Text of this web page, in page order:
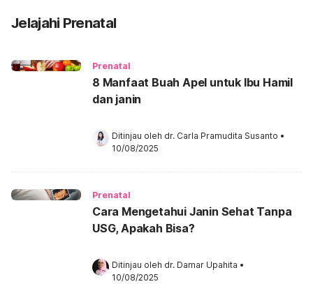
Jelajahi Prenatal
Prenatal
8 Manfaat Buah Apel untuk Ibu Hamil
dan janin
Ditinjau oleh dr. Carla Pramudita Susanto •
10/08/2025
Prenatal
Cara Mengetahui Janin Sehat Tanpa
USG, Apakah Bisa?
Ditinjau oleh dr. Damar Upahita •
10/08/2025